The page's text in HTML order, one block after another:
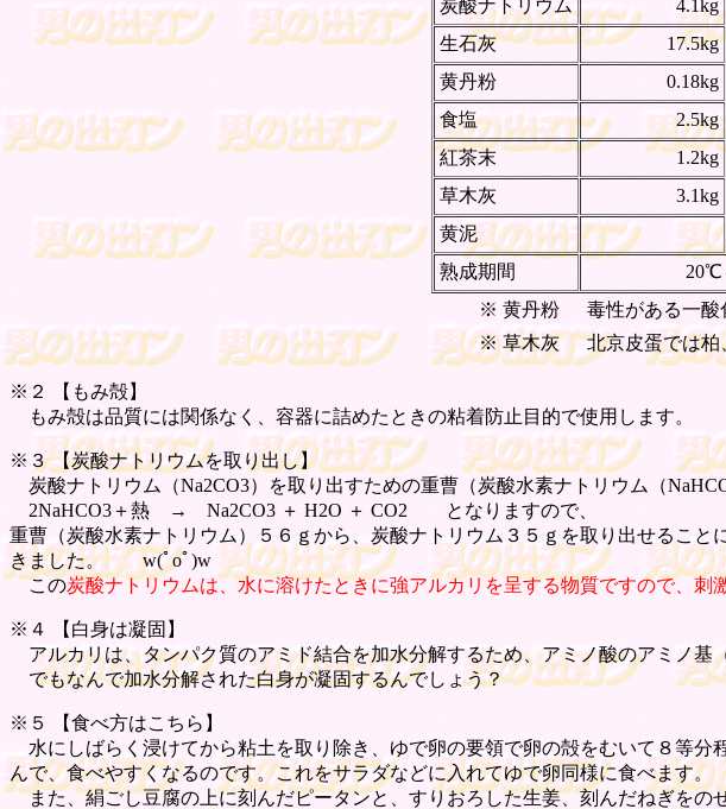
炭酸ナトリウム
4.1kg
生石灰
17.5kg
黄丹粉
0.18kg
食塩
2.5kg
紅茶末
1.2kg
草木灰
3.1kg
黄泥
熟成期間
20℃
※ 黄丹粉
毒性がある一酸
※ 草木灰 北京皮蛋では柏
※２ 【 もみ殻】
もみ殻は品質には関係なく、容器に詰めたときの粘着防止目的で使用します。
※３ 【炭酸ナトリウムを取り出し】
炭酸ナトリウム（Na2CO3）を取り出すための重曹（炭酸水素ナトリウム（
2NaHCO3＋熱 → Na2CO3 ＋ H2O ＋ CO2 となりますので、
重曹（炭酸水素ナトリウム）５６ｇから、炭酸ナトリウム３５ｇを取り出せるこ
きました。 w(ﾟoﾟ)w
この炭酸ナトリウムは、水に溶けたときに強アルカリを呈する物質ですので、刺
※４ 【 白身は凝固 】
アルカリは、タンパク質のアミド結合を加水分解するため、アミノ酸のアミノ
でもなんで加水分解された白身が凝固するんでしょう？
※５ 【食べ方はこちら 】
水にしばらく浸けてから粘土を取り除き、ゆで卵の要領で卵の殻をむいて８等
んで、食べやすくなるのです。これをサラダなどに入れてゆで卵同様に食べます。
また、絹ごし豆腐の上に刻んだピータンと、すりおろした生姜、刻んだねぎをの